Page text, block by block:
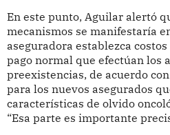
En este punto, Aguilar alertó
mecanismos se manifestaría
aseguradora establezca
pago normal que efectúan los
preexistencias, de acuerdo
para los nuevos asegurados
características de olvido
“Esa parte es importante